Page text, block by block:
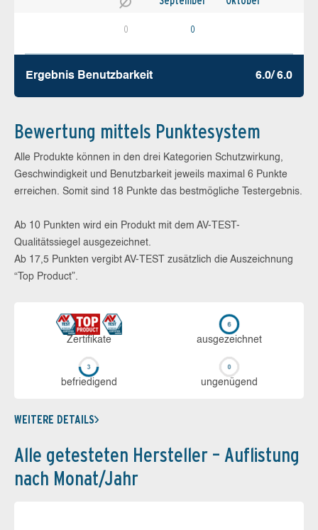
0 0
Ergebnis Benutz­barkeit 6.0/ 6.0
Bewertung mittels Punktesystem
Alle Produkte können in den drei Kategorien Schutzwirkung,
Geschwindigkeit und Benutzbarkeit jeweils maximal 6 Punkte
erreichen. Somit sind 18 Punkte das bestmögliche Testergebnis.
Ab 10 Punkten wird ein Produkt mit dem AV-TEST-
Qualitätssiegel ausgezeichnet.
Ab 17,5 Punkten vergibt AV-TEST zusätzlich die Auszeichnung
“Top Product”.
Zerti­fikate aus­ge­zeich­net
be­frie­di­gend un­ge­nü­gend
WEITERE DETAILS
Alle getesteten Hersteller – Auflistung
nach Monat/Jahr